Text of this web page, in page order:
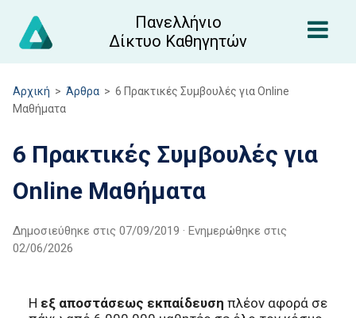
Πανελλήνιο
Δίκτυο Καθηγητών
Αρχική > Άρθρα > 6 Πρακτικές Συμβουλές για Online
Μαθήματα
6 Πρακτικές Συμβουλές για
Online Μαθήματα
Δημοσιεύθηκε στις 07/09/2019 · Ενημερώθηκε στις
02/06/2026
Η εξ αποστάσεως εκπαίδευση πλέον αφορά σε